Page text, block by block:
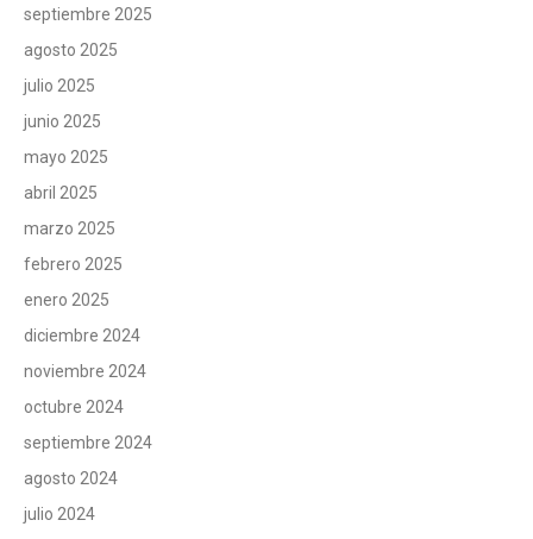
septiembre 2025
agosto 2025
julio 2025
junio 2025
mayo 2025
abril 2025
marzo 2025
febrero 2025
enero 2025
diciembre 2024
noviembre 2024
octubre 2024
septiembre 2024
agosto 2024
julio 2024